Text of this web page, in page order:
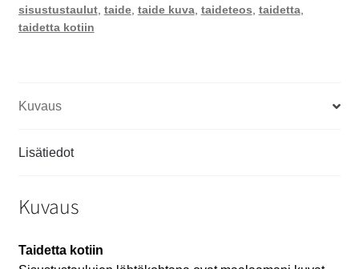
sisustustaulut, taide, taide kuva, taideteos, taidetta,
taidetta kotiin
Kuvaus
Lisätiedot
Kuvaus
Taidetta kotiin